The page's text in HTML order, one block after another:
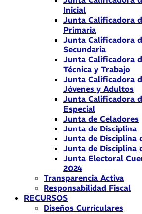
Inicial
Junta Calificadora
Primaria
Junta Calificadora
Secundaria
Junta Calificadora
Técnica y Trabajo
Junta Calificadora
Jóvenes y Adultos
Junta Calificadora
Especial
Junta de Celadores
Junta de Disciplina
Junta de Disciplina
Junta de Disciplina
Junta Electoral
2024
Transparencia Activa
Responsabilidad Fiscal
RECURSOS
Diseños Curriculares